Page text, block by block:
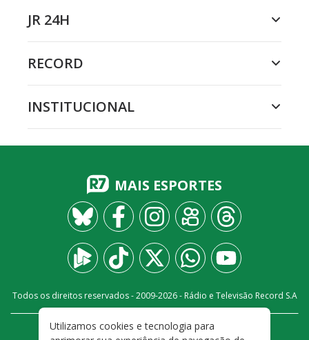
JR 24H
RECORD
INSTITUCIONAL
MAIS ESPORTES
Todos os direitos reservados - 2009-2026- Rádio e Televisão Record S.A
FALE CONOSCO PRIVACIDADE
Utilizamos cookies e tecnologia para